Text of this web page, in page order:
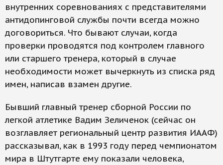
внутренних соревнованиях с представителями
антидопинговой службы почти всегда можно
договориться. Что бывают случаи, когда
проверки проводятся под контролем главного
или старшего тренера, который в случае
необходимости может вычеркнуть из списка ряд
имен, написав взамен другие.
Бывший главный тренер сборной России по
легкой атлетике Вадим Зеличенок (сейчас он
возглавляет региональный центр развития ИААФ)
рассказывал, как в 1993 году перед чемпионатом
мира в Штутгарте ему показали человека,